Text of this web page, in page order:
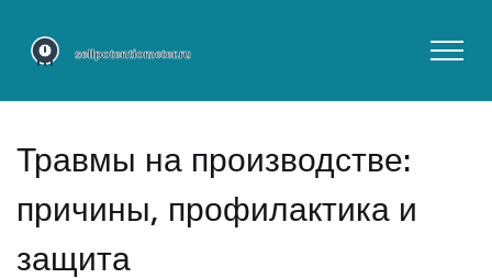
Травмы на производстве:
причины, профилактика и
защита